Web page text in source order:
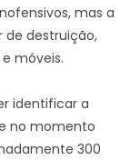
mas a
de destruição,
móveis.
identificar a
no momento
300